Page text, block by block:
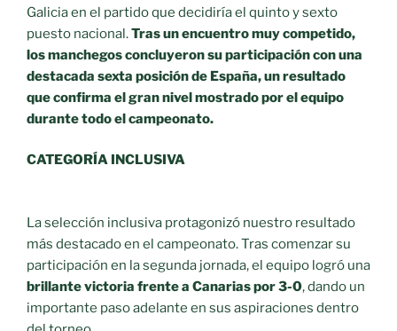
Galicia en el partido que decidiría el quinto y sexto
puesto nacional.Tras un encuentro muy competido,
los manchegos concluyeron su participación con una
destacada sexta posición de España, un resultado
que confirma el gran nivel mostrado por el equipo
durante todo el campeonato.
CATEGORÍA INCLUSIVA
La selección inclusiva protagonizó nuestro resultado
más destacado en el campeonato. Tras comenzar su
participación en la segunda jornada, el equipo logró una
brillante victoria frente a Canarias por 3-0, dando un
importante paso adelante en sus aspiraciones dentro